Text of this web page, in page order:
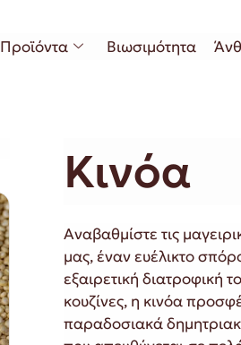
Προϊόντα Βιωσιμότητα
Κινόα
Αναβαθμίστε τις
μας, έναν ευέλικτο
εξαιρετική διατροφική
κουζίνες, η κινόα
παραδοσιακά